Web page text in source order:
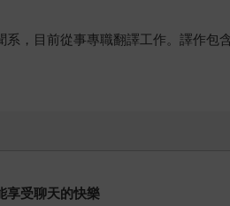
系，目前從事專職翻譯工作。譯作包
享受聊天的快樂